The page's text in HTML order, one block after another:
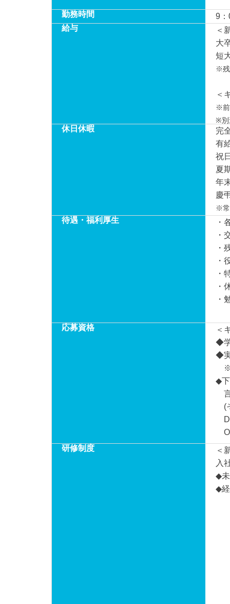
勤務時間
9
給与
＜
大
短
※残
＜
※前
※別
休日休暇
完
有
祝
夏
年
慶
※常
待遇・福利厚生
・
・
・
・
・
・
・
応募資格
＜
◆
◆
※
◆
言
(
研修制度
＜
入
◆
◆